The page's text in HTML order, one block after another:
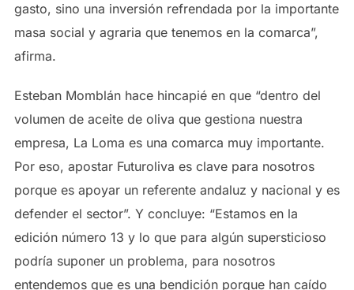
gasto, sino una inversión refrendada por la importante
masa social y agraria que tenemos en la comarca”,
afirma.
Esteban Momblán hace hincapié en que “dentro del
volumen de aceite de oliva que gestiona nuestra
empresa, La Loma es una comarca muy importante.
Por eso, apostar Futuroliva es clave para nosotros
porque es apoyar un referente andaluz y nacional y es
defender el sector”. Y concluye: “Estamos en la
edición número 13 y lo que para algún supersticioso
podría suponer un problema, para nosotros
entendemos que es una bendición porque han caído